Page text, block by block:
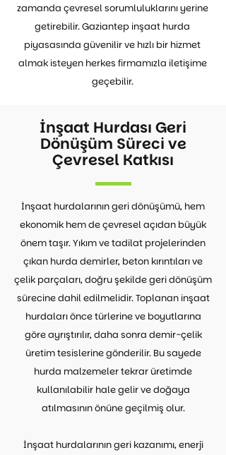
zamanda çevresel sorumluluklarını yerine
getirebilir. Gaziantep inşaat hurda
piyasasında güvenilir ve hızlı bir hizmet
almak isteyen herkes firmamızla iletişime
geçebilir.
İnşaat Hurdası Geri
Dönüşüm Süreci ve
Çevresel Katkısı
İnşaat hurdalarının geri dönüşümü, hem
ekonomik hem de çevresel açıdan büyük
önem taşır. Yıkım ve tadilat projelerinden
çıkan hurda demirler, beton kırıntıları ve
çelik parçaları, doğru şekilde geri dönüşüm
sürecine dahil edilmelidir. Toplanan inşaat
hurdaları önce türlerine ve boyutlarına
göre ayrıştırılır, daha sonra demir-çelik
üretim tesislerine gönderilir. Bu sayede
hurda malzemeler tekrar üretimde
kullanılabilir hale gelir ve doğaya
atılmasının önüne geçilmiş olur.
İnşaat hurdalarının geri kazanımı, enerji